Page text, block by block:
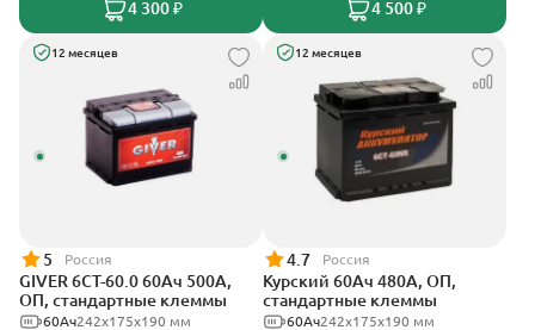
4 300 ₽ 4 500 ₽
12 месяцев
5 Россия
GIVER 6СТ-60.0 60Ач 500А,
ОП, стандартные клеммы
242х175х190 мм
60Ач
12 месяцев
4.7 Россия
Курский 60Ач 480А, ОП,
стандартные клеммы
242x175x190 мм
60Ач